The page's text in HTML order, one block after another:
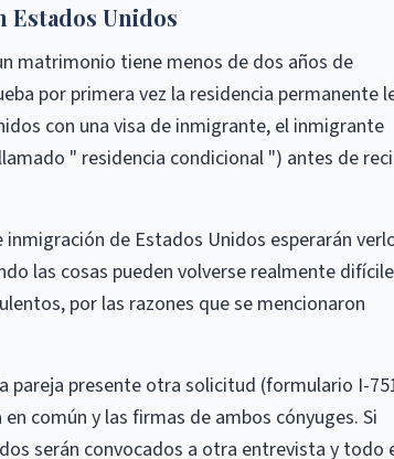
Estados Unidos
matrimonio tiene menos de dos años de
por primera vez la residencia permanente
con una visa de inmigrante, el inmigrante
" residencia condicional ") antes de
de Estados Unidos esperarán
las cosas pueden volverse realmente
por las razones que se mencionaron
pareja presente otra solicitud (formulario I-
común y las firmas de ambos cónyuges. Si
serán convocados a otra entrevista y todo